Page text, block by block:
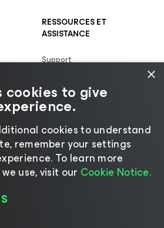
la
RESSOURCES ET
ASSISTANCE
Support
Réussite client
Renouvellements
Veeam University
Journal des modifications
Veeam Data Cloud
Community Resource Hub
×
cookies to give
cookies to understand
remember your settings
​To learn more
use, visit our Cookie Notice.